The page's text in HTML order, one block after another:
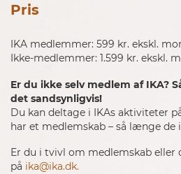
Pris
IKA medlemmer: 599 kr. ekskl.
Ikke-medlemmer: 1.599 kr. ekskl.
Er du ikke selv medlem af IKA?
det sandsynligvis!
Du kan deltage i IKAs aktiviteter
har et medlemskab – så længe de
Er du i tvivl om medlemskab eller
på ika@ika.dk.